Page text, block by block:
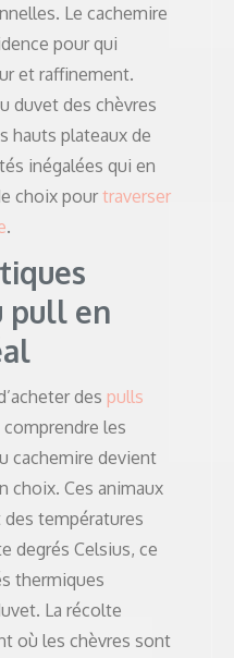
Le cachemire
pour qui
et raffinement.
duvet des chèvres
hauts plateaux de
inégalées qui en
choix pourtraverser
.
pull en
des pulls
comprendre les
cachemire devient
choix. Ces animaux
températures
degrés Celsius, ce
thermiques
La récolte
où les chèvres sont